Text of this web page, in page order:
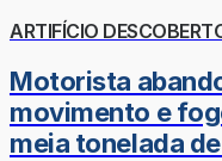
ARTIFÍCIO
Motorista
movimento e
meia tonelada